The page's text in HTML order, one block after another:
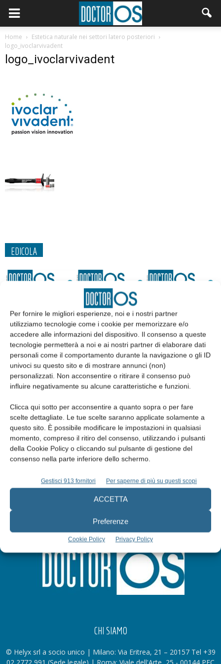
Per fornire le migliori esperienze, noi e i nostri partner
utilizziamo tecnologie come i cookie per memorizzare e/o
accedere alle informazioni del dispositivo. Il consenso a queste
tecnologie permetterà a noi e ai nostri partner di elaborare dati
personali come il comportamento durante la navigazione o gli ID
univoci su questo sito e di mostrare annunci (non)
personalizzati. Non acconsentire o ritirare il consenso può
influire negativamente su alcune caratteristiche e funzioni.
Clicca qui sotto per acconsentire a quanto sopra o per fare
scelte dettagliate. Le tue scelte saranno applicate solamente a
questo sito. È possibile modificare le impostazioni in qualsiasi
momento, compreso il ritiro del consenso, utilizzando i pulsanti
della Cookie Policy o cliccando sul pulsante di gestione del
consenso nella parte inferiore dello schermo.
Gestisci 913 fornitori Per saperne di più su questi scopi
ACCETTA
Preferenze
Cookie Policy Privacy Policy
Home
Estetica naturale nei settori latero posteriori
logo_ivoclarvivadent
logo_ivoclarvivadent
EDICOLA
Edicola web
Abbonati
Iscriviti alla newsletter
CHI SIAMO
© Helyx srl a socio unico | Milano: Via Eritrea, 21 – 20157 Tel +39